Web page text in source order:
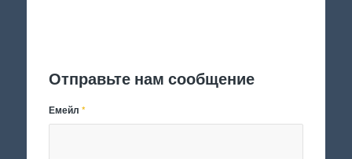
Отправьте нам сообщение
Емейл*